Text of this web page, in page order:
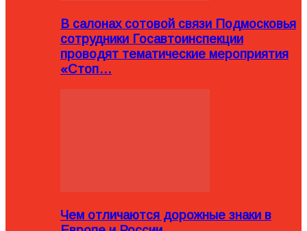
В салонах сотовой связи Подмосковья
сотрудники Госавтоинспекции
проводят тематические мероприятия
«Стоп…
Чем отличаются дорожные знаки в